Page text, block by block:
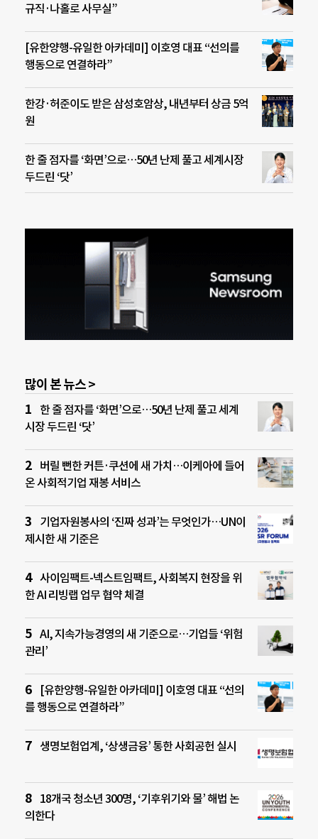
규직·나홀로 사무실”
[유한양행-유일한 아카데미] 이호영 대표 “선의를
행동으로 연결하라”
한강·허준이도 받은 삼성호암상, 내년부터 상금 5억
원
한 줄 점자를 ‘화면’으로…50년 난제 풀고 세계시장
두드린 ‘닷’
많이 본 뉴스 >
한 줄 점자를 ‘화면’으로…50년 난제 풀고 세계
시장 두드린 ‘닷’
버릴 뻔한 커튼·쿠션에 새 가치…이케아에 들어
온 사회적기업 재봉 서비스
기업자원봉사의 ‘진짜 성과’는 무엇인가…UN이
제시한 새 기준은
사이임팩트-넥스트임팩트, 사회복지 현장을 위
한 AI 리빙랩 업무 협약 체결
AI, 지속가능경영의 새 기준으로…기업들 ‘위험
관리’
[유한양행-유일한 아카데미] 이호영 대표 “선의
를 행동으로 연결하라”
생명보험업계, ‘상생금융’ 통한 사회공헌 실시
18개국 청소년 300명, ‘기후위기와 물’ 해법 논
의한다